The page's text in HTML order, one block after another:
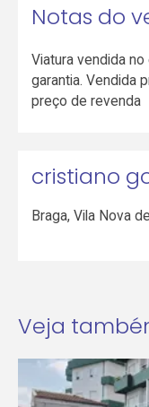
Notas do
Viatura vendida
garantia. Vendida
preço de revenda
cristiano
Braga,Vila Nova
Veja